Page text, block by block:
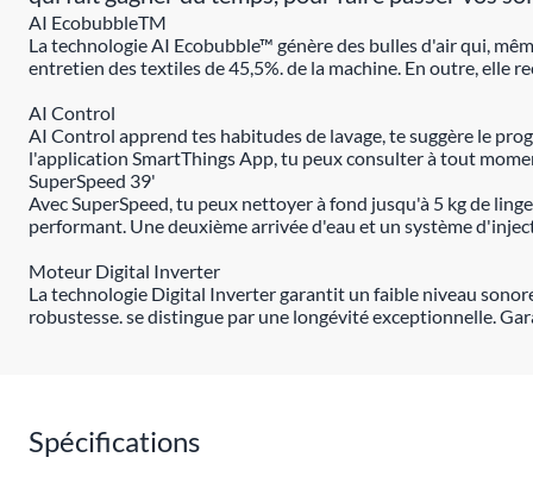
AI EcobubbleTM
La technologie AI Ecobubble™ génère des bulles d'air qui,
entretien des textiles de 45,5%. de la machine. En outre, elle
AI Control
AI Control apprend tes habitudes de lavage, te suggère le
l'application SmartThings App, tu peux consulter à tout
SuperSpeed 39'
Avec SuperSpeed, tu peux nettoyer à fond jusqu'à 5 kg de
performant. Une deuxième arrivée d'eau et un système
Moteur Digital Inverter
La technologie Digital Inverter garantit un faible niveau
robustesse. se distingue par une longévité exceptionnelle.
Spécifications